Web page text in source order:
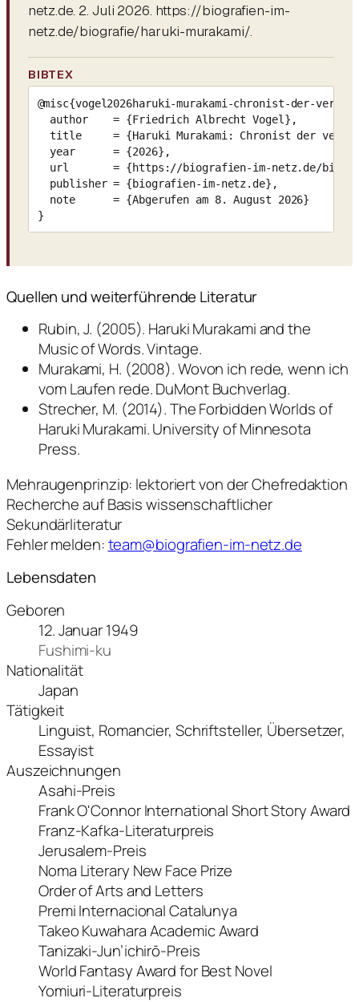
netz.de. 2. Juli 2026. https://biografien-im-
netz.de/biografie/haruki-murakami/.
BIBTEX
@misc{vogel2026haruki-murakami-chronist-der-
  author    = {Friedrich Albrecht Vogel},
title     = {Haruki Murakami: Chronist der
  year      = {2026},
url       = {https://biografien-im-netz.de/
  publisher = {biografien-im-netz.de},
  note      = {Abgerufen am 8. August 2026}
}
Quellen und weiterführende Literatur
Rubin, J. (2005). Haruki Murakami and the
Music of Words. Vintage.
Murakami, H. (2008). Wovon ich rede, wenn ich
vom Laufen rede. DuMont Buchverlag.
Strecher, M. (2014). The Forbidden Worlds of
Haruki Murakami. University of Minnesota
Press.
Mehraugenprinzip: lektoriert von der Chefredaktion
Recherche auf Basis wissenschaftlicher
Sekundärliteratur
Fehler melden:team@biografien-im-netz.de
Lebensdaten
Geboren
12. Januar 1949
Fushimi-ku
Nationalität
Japan
Tätigkeit
Linguist, Romancier, Schriftsteller, Übersetzer,
Essayist
Auszeichnungen
Asahi-Preis
Frank O'Connor International Short Story Award
Franz-Kafka-Literaturpreis
Jerusalem-Preis
Noma Literary New Face Prize
Order of Arts and Letters
Premi Internacional Catalunya
Takeo Kuwahara Academic Award
Tanizaki-Jun’ichirō-Preis
World Fantasy Award for Best Novel
Yomiuri-Literaturpreis